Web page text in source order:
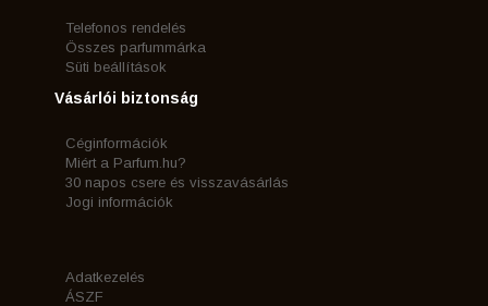
Telefonos rendelés
Összes parfummárka
Süti beállítások
Vásárlói biztonság
Céginformációk
Miért a Parfum.hu?
30 napos csere és visszavásárlás
Jogi információk
Adatkezelés
ÁSZF